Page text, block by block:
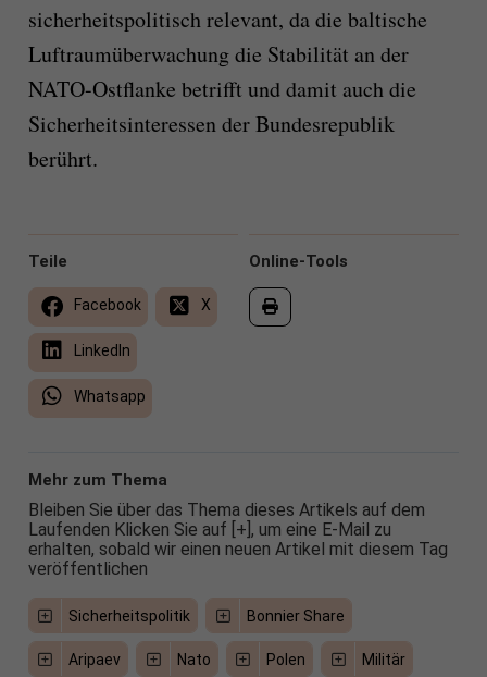
sicherheitspolitisch relevant, da die baltische
Luftraumüberwachung die Stabilität an der
NATO-Ostflanke betrifft und damit auch die
Sicherheitsinteressen der Bundesrepublik
berührt.
Online-Tools
Teile
Facebook X
LinkedIn
Whatsapp
Mehr zum Thema
Bleiben Sie über das Thema dieses Artikels auf dem
Laufenden Klicken Sie auf [+], um eine E-Mail zu
erhalten, sobald wir einen neuen Artikel mit diesem Tag
veröffentlichen
Sicherheitspolitik Bonnier Share
Aripaev Nato Polen Militär